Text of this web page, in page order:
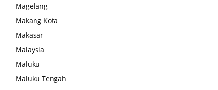
Magelang
Makang Kota
Makasar
Malaysia
Maluku
Maluku Tengah